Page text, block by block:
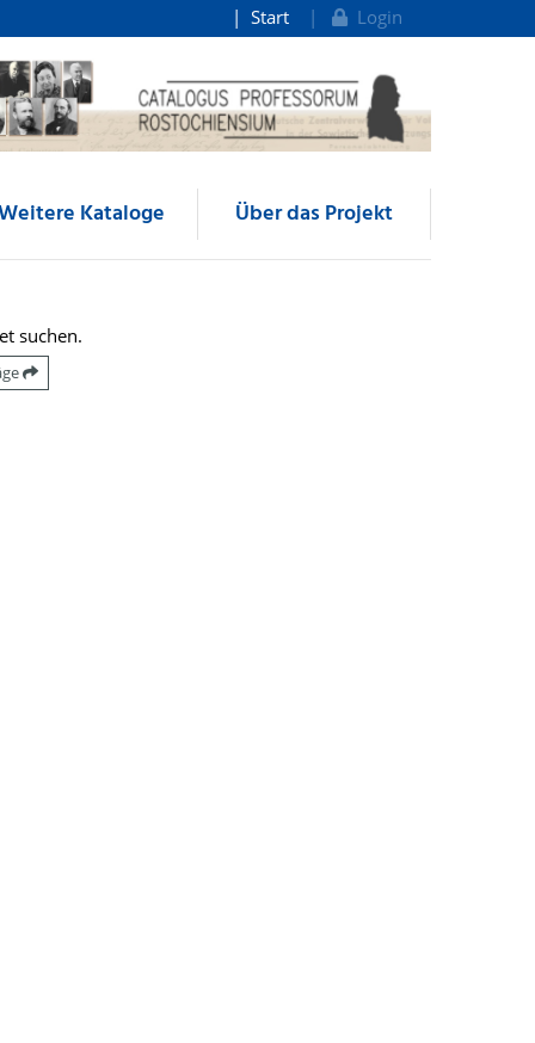
Start Login
Kataloge Über das Projekt
suchen.